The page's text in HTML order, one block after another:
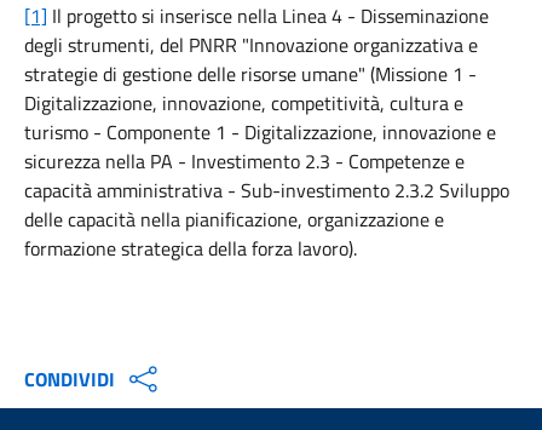
[1] Il progetto si inserisce nella Linea 4 - Disseminazione
degli strumenti, del PNRR "Innovazione organizzativa e
strategie di gestione delle risorse umane" (Missione 1 -
Digitalizzazione, innovazione, competitività, cultura e
turismo - Componente 1 - Digitalizzazione, innovazione e
sicurezza nella PA - Investimento 2.3 - Competenze e
capacità amministrativa - Sub-investimento 2.3.2 Sviluppo
delle capacità nella pianificazione, organizzazione e
formazione strategica della forza lavoro).
CONDIVIDI